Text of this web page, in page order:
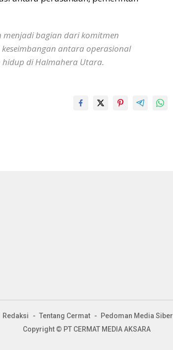
menjadi bagian dari komitmen
antara operasional
di Halmahera Utara.
Redaksi Tentang Cermat
Pedoman Media Siber
Copyright © PT CERMAT MEDIA AKSARA